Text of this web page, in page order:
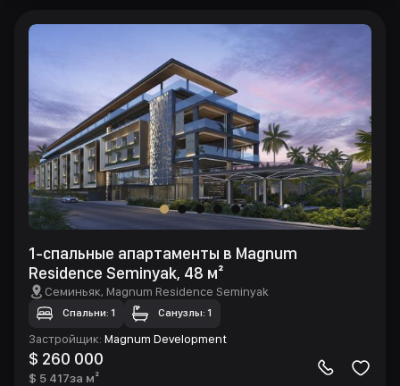
1-спальные апартаменты в Magnum
Residence Seminyak, 48 м²
Семиньяк, Magnum Residence Seminyak
Спальни: 1 Санузлы: 1
Застройщик: Magnum Development
$ 260 000
$ 5 417за м²